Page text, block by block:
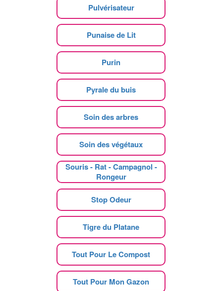
Pulvérisateur
Punaise de Lit
Purin
Pyrale du buis
Soin des arbres
Soin des végétaux
Souris - Rat - Campagnol -
Rongeur
Stop Odeur
Tigre du Platane
Tout Pour Le Compost
Tout Pour Mon Gazon